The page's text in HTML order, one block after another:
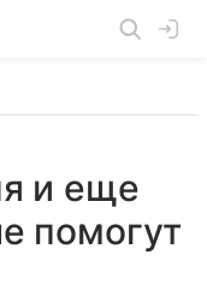
и еще
помогут